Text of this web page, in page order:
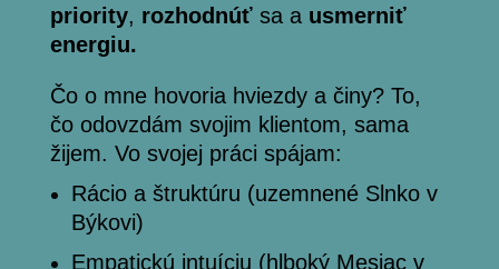
priority, rozhodnúťsa a usmerniť
energiu.
Čo o mne hovoria hviezdy a činy? To,
čo odovzdám svojim klientom, sama
žijem. Vo svojej práci spájam:
Rácio a štruktúru (uzemnené Slnko v
Býkovi)
Empatickú intuíciu (hlboký Mesiac v